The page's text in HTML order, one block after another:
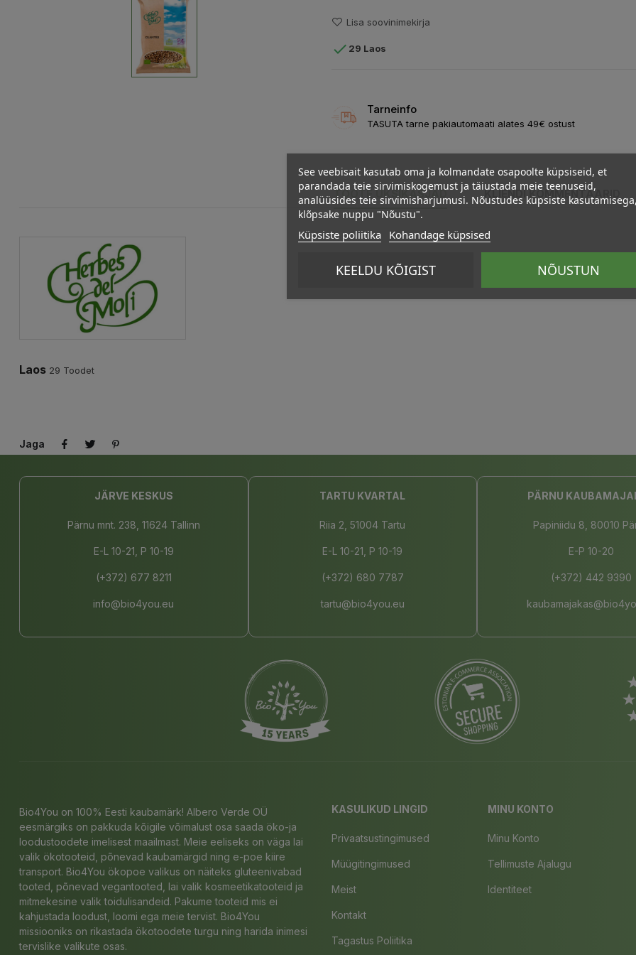
Lisa soovinimekirja
 29 Laos
Tarneinfo
TASUTA tarne pakiautomaati alates 49€ ostust
TOOTE ÜKSIKASJAD KLIENDI KOMMENTAARID
Laos 29 Toodet
Jaga
JÄRVE KESKUS
Pärnu mnt. 238, 11624 Tallinn
E-L 10-21, P 10-19
(+372) 677 8211
info@bio4you.eu
TARTU KVARTAL
Riia 2, 51004 Tartu
E-L 10-21, P 10-19
(+372) 680 7787
tartu@bio4you.eu
PÄRNU
Papiniidu 8, 80010
E-P 10-20
(+372) 442 9390
Bio4You on 100% Eesti kaubamärk! Albero Verde OÜ
eesmärgiks on pakkuda kõigile võimalust osa saada öko-ja
loodustoodete imelisest maailmast. Meie eeliseks on väga lai
valik ökotooteid, põnevad kaubamärgid ning e-poe kiire
transport. Bio4You ökopoe valikus on näiteks gluteenivabad
tooted, põnevad vegantooted, lai valik kosmeetikatooteid ja
mitmekesine valik toidulisandeid. Pakume tooteid mis ei
kahjustada loodust, loomi ega meie tervist. Bio4You
missiooniks on rikastada ökotoodete turgu ning harida inimesi
tervislike valikute osas.
KASULIKUD LINGID
Privaatsustingimused
Müügitingimused
Meist
Kontakt
Tagastus Poliitika
MINU KONTO
Minu Konto
Tellimuste Ajalugu
Identiteet
See veebisait kasutab oma ja kolmandate osapoolte küpsiseid, et
parandada teie sirvimiskogemust ja täiustada meie teenuseid,
analüüsides teie sirvimisharjumusi. Nõustudes küpsiste
klõpsake nuppu "Nõustu".
Küpsiste poliitika Kohandage küpsised
KEELDU KÕIGIST NÕUSTUN